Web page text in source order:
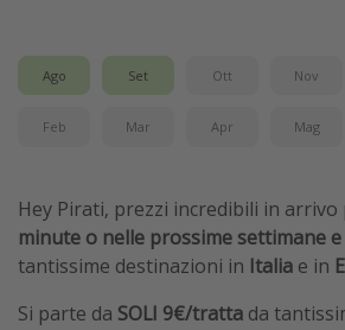
Viaggi per single
Altri argomenti
Calendario di viaggio
Festività del 2026
Città più visitate
Ago Set Ott Nov
Feb Mar Apr Mag
Hey Pirati, prezzi incredibili in arrivo
minute o nelle prossime settimane
tantissime destinazioni in Italia e in
Si parte da SOLI 9€/tratta da